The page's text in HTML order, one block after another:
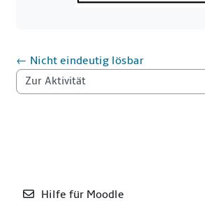
← Nicht eindeutig lösbar
Zur Aktivität
Hilfe für Moodle